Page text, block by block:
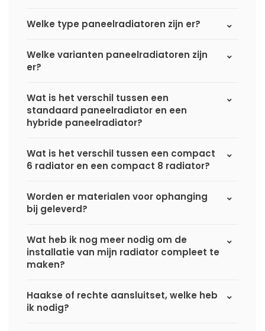
Welke type paneelradiatoren zijn er?
Welke varianten paneelradiatoren zijn
er?
Wat is het verschil tussen een
standaard paneelradiator en een
hybride paneelradiator?
Wat is het verschil tussen een compact
6 radiator en een compact 8 radiator?
Worden er materialen voor ophanging
bij geleverd?
Wat heb ik nog meer nodig om de
installatie van mijn radiator compleet te
maken?
Haakse of rechte aansluitset, welke heb
ik nodig?